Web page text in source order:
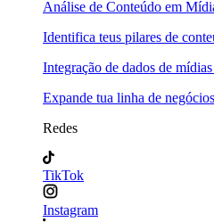
Análise de Conteúdo em
Identifica teus pilares de
Integração de dados de
Expande tua linha de
Redes
TikTok
Instagram